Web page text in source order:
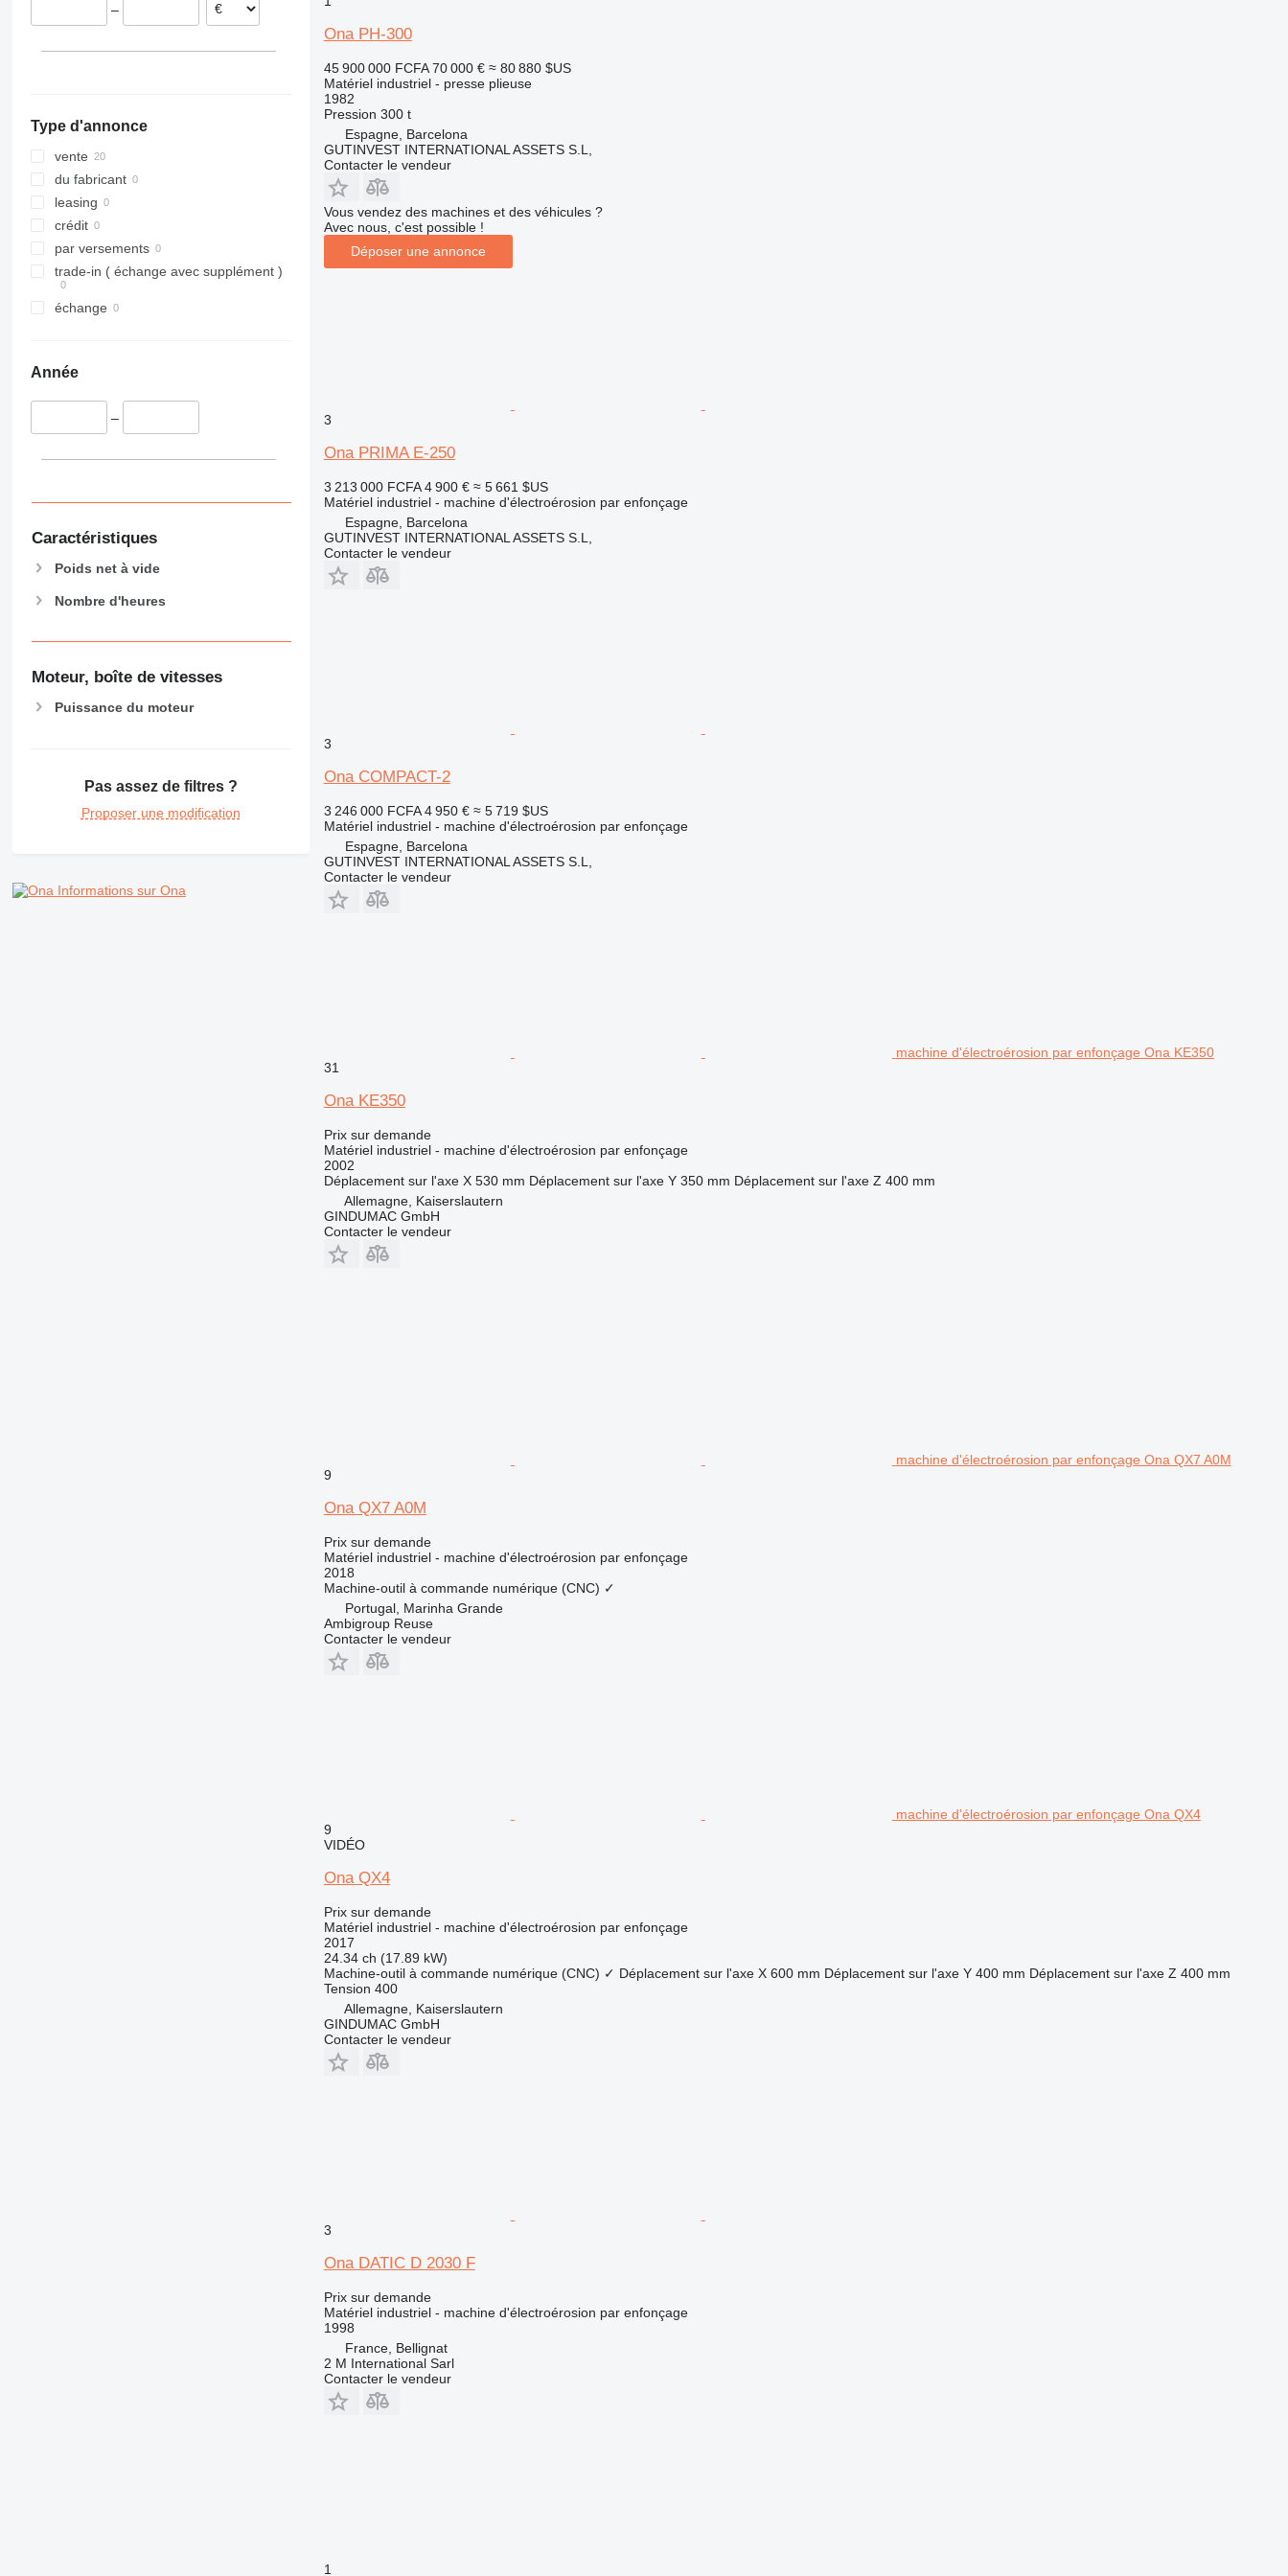
Pays-Bas
–
Type d'annonce
vente
du fabricant
leasing
crédit
par versements
trade-in ( échange avec supplément )
échange
Année
–
Caractéristiques
Poids net à vide
Nombre d'heures
Moteur, boîte de vitesses
Puissance du moteur
Pas assez de filtres ?
Proposer une modification
Informations sur Ona
Ona PH-300
45 900 000 FCFA 70 000 € ≈ 80 880 $US
Matériel industriel - presse plieuse
1982
Pression 300 t
Espagne, Barcelona
GUTINVEST INTERNATIONAL ASSETS S.L,
Contacter le vendeur
Vous vendez des machines et des véhicules ?
Avec nous, c'est possible !
Déposer une annonce
3
Ona PRIMA E-250
3 213 000 FCFA 4 900 € ≈ 5 661 $US
Matériel industriel - machine d'électroérosion par enfonçage
Espagne, Barcelona
GUTINVEST INTERNATIONAL ASSETS S.L,
Contacter le vendeur
3
Ona COMPACT-2
3 246 000 FCFA 4 950 € ≈ 5 719 $US
Matériel industriel - machine d'électroérosion par enfonçage
Espagne, Barcelona
GUTINVEST INTERNATIONAL ASSETS S.L,
Contacter le vendeur
machine d'électroérosion par enfonçage Ona KE350
31
Ona KE350
Prix sur demande
Matériel industriel - machine d'électroérosion par enfonçage
2002
Déplacement sur l'axe X 530 mm Déplacement sur l'axe Y 350 mm Déplacement sur l'axe Z 400 mm
Allemagne, Kaiserslautern
GINDUMAC GmbH
Contacter le vendeur
machine d'électroérosion par enfonçage Ona QX7 A0M
9
Ona QX7 A0M
Prix sur demande
Matériel industriel - machine d'électroérosion par enfonçage
2018
Machine-outil à commande numérique (CNC) ✓
Portugal, Marinha Grande
Ambigroup Reuse
Contacter le vendeur
machine d'électroérosion par enfonçage Ona QX4
9
VIDÉO
Ona QX4
Prix sur demande
Matériel industriel - machine d'électroérosion par enfonçage
2017
24.34 ch (17.89 kW)
Machine-outil à commande numérique (CNC) ✓ Déplacement sur l'axe X 600 mm Déplacement sur l'axe Y 400 mm Déplacement sur l'axe Z 400 mm
Tension 400
Allemagne, Kaiserslautern
GINDUMAC GmbH
Contacter le vendeur
3
Ona DATIC D 2030 F
Prix sur demande
Matériel industriel - machine d'électroérosion par enfonçage
1998
France, Bellignat
2 M International Sarl
Contacter le vendeur
1